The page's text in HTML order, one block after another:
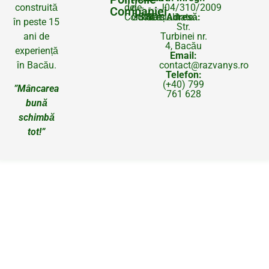
construită
în peste 15
ani de
experiență
în Bacău.
”Mâncarea
bună
schimbă
tot!”
Companiei
de
Confidențialitate
de
Cookies
-
SAL
-
SOL
J04/310/2009
Adresă:
Str.
Turbinei nr.
4, Bacău
Email:
contact@razvanys.ro
Telefon:
(+40) 799
761 628